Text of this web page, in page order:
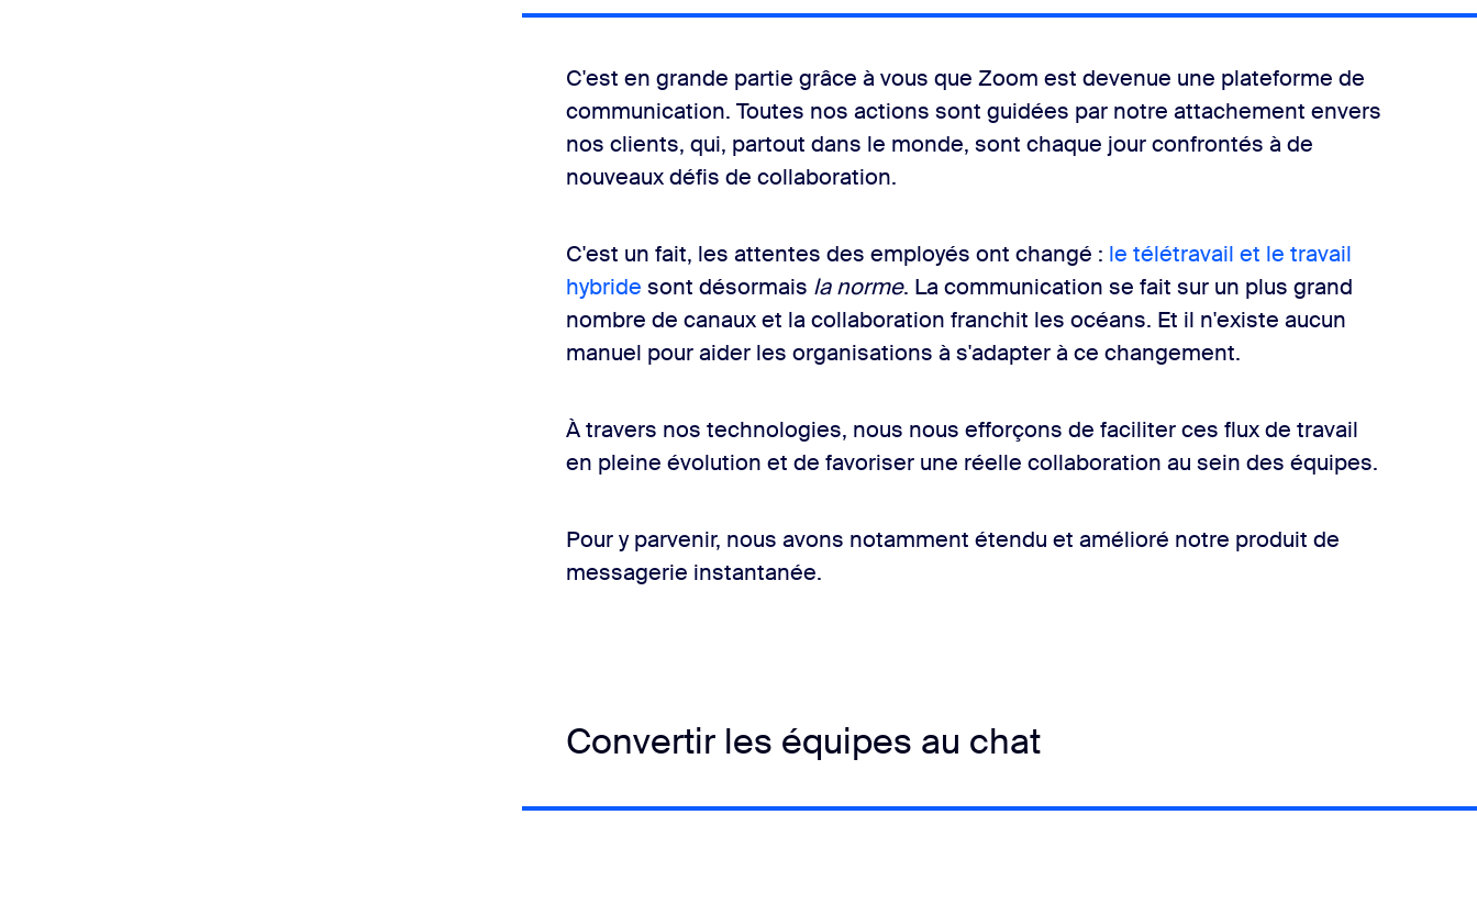
C'est en grande partie grâce à vous que Zoom est devenue une plateforme de
communication. Toutes nos actions sont guidées par notre attachement envers
nos clients, qui, partout dans le monde, sont chaque jour confrontés à de
nouveaux défis de collaboration.
C'est un fait, les attentes des employés ont changé : le télétravail et le travail
hybride sont désormais la norme. La communication se fait sur un plus grand
nombre de canaux et la collaboration franchit les océans. Et il n'existe aucun
manuel pour aider les organisations à s'adapter à ce changement.
À travers nos technologies, nous nous efforçons de faciliter ces flux de travail
en pleine évolution et de favoriser une réelle collaboration au sein des équipes.
Pour y parvenir, nous avons notamment étendu et amélioré notre produit de
messagerie instantanée.
Convertir les équipes au chat